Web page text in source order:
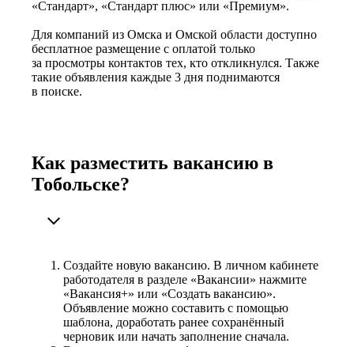
«Стандарт», «Стандарт плюс» или «Премиум».
Для компаний из Омска и Омской области доступно
бесплатное размещение с оплатой только
за просмотры контактов тех, кто откликнулся. Также
такие объявления каждые 3 дня поднимаются
в поиске.
Как разместить вакансию в
Тобольске?
Создайте новую вакансию. В личном кабинете
работодателя в разделе «Вакансии» нажмите
«Вакансия+» или «Создать вакансию».
Объявление можно составить с помощью
шаблона, доработать ранее сохранённый
черновик или начать заполнение сначала.